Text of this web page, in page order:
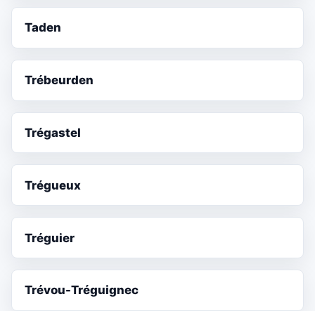
Taden
Trébeurden
Trégastel
Trégueux
Tréguier
Trévou-Tréguignec